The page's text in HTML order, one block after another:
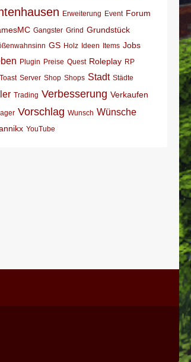
Erweiterung Event Forum
Gangster Grind Grundstück
GS Holz Ideen Items Jobs
Plugin Preise Quest Roleplay RP
Server Shop Shops Stadt Städte
Trading Verbesserung Verkaufen
Vorschlag Wunsch Wünsche
YouTube